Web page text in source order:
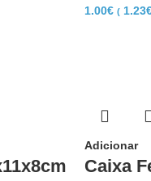
1.00€ ( 1.23
Adicionar
Caixa